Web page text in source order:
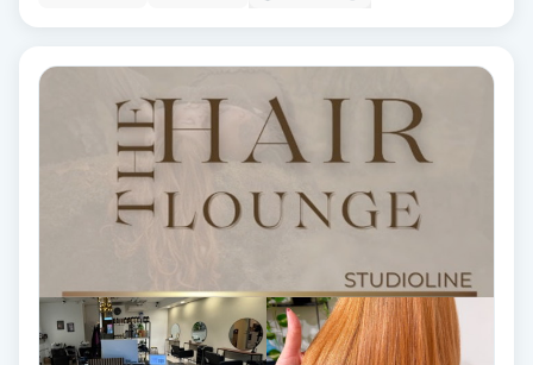
Diamantslipning
Extensions